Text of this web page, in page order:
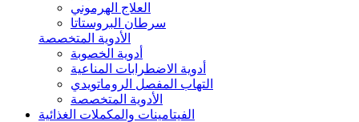
العلاج الهرموني
سرطان البروستاتا
الأدوية المتخصصة
أدوية الخصوبة
أدوية الاضطرابات المناعية
التهاب المفصل الروماتويدي
الأدوية المتخصصة
الفيتامينات والمكملات الغذائية